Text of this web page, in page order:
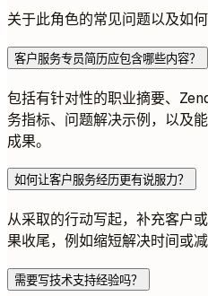
关于此角色的常见问题以及如
客户服务专员简历应包含哪些内容？
包括有针对性的职业摘要、
务指标、问题解决示例，以及
成果。
如何让客户服务经历更有说服力？
从采取的行动写起，补充客户
果收尾，例如缩短解决时间或减
需要写技术支持经验吗？